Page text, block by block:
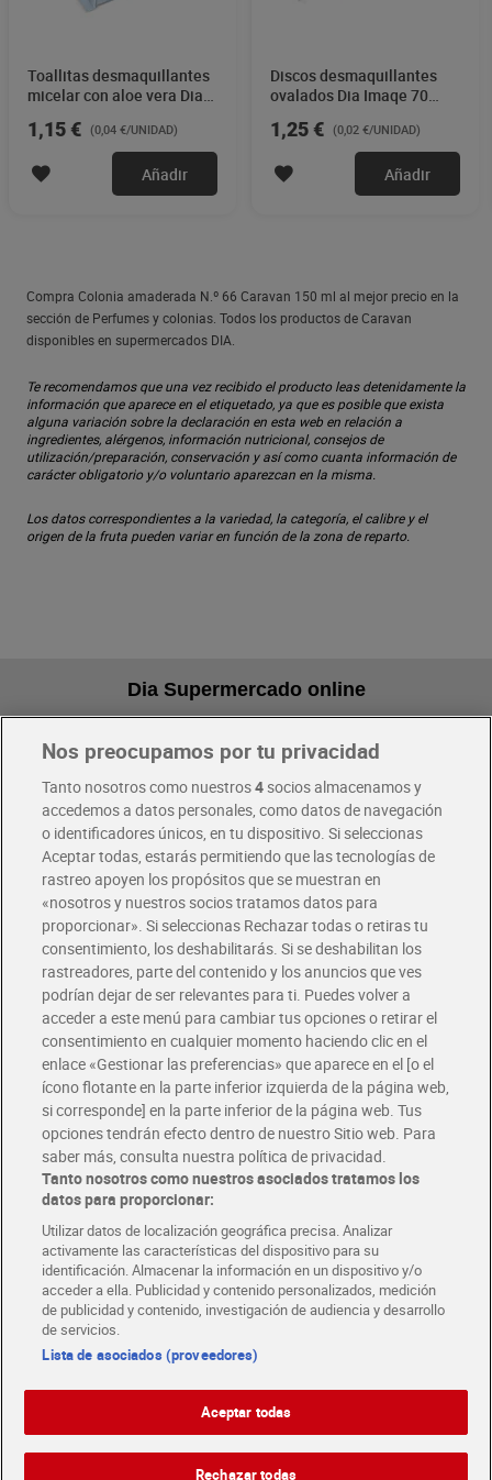
Toallitas desmaquillantes
micelar con aloe vera Dia
1,15 € (0,04 €/UNIDAD)
Añadir
Discos desmaquillantes
ovalados Dia Imaqe 70
1,25 € (0,02 €/UNIDAD)
Añadir
Compra Colonia amaderada N.º 66 Caravan 150 ml al mejor precio en la
sección de Perfumes y colonias. Todos los productos de Caravan
disponibles en supermercados DIA.
Te recomendamos que una vez recibido el producto leas detenidamente la
información que aparece en el etiquetado, ya que es posible que exista
alguna variación sobre la declaración en esta web en relación a
ingredientes, alérgenos, información nutricional, consejos de
utilización/preparación, conservación y así como cuanta información de
carácter obligatorio y/o voluntario aparezcan en la misma.
Los datos correspondientes a la variedad, la categoría, el calibre y el
origen de la fruta pueden variar en función de la zona de reparto.
Dia Supermercado online
Pide hoy, recibe hoy
Envío gratis por compras superiores a 100€
Envío estandar por 4,99€
Glovo y Uber Eats
Solicita tu factura de Glovo o Uber Eats
Únete al CLUB Dia
Disfruta las ventajas y ofertas exclusivas.
Descárgate la APP Dia
Folletos y Tiendas
Descubre las mejores ofertas y busca tu tienda más cercana
Tarjeta MaX Dia
Te devuelve hasta 8€/mes de tus compras.
¡Solicita tu tarjeta de crédito aquí!
COMER MEJOR CADA DIA
COLABORA CON DIA ABRE TU TIENDA DIA CORPORATE
Nos preocupamos por tu privacidad
Tanto nosotros como nuestros4socios almacenamos y
accedemos a datos personales, como datos de navegación
o identificadores únicos, en tu dispositivo. Si seleccionas
Aceptar todas, estarás permitiendo que las tecnologías de
rastreo apoyen los propósitos que se muestran en
«nosotros y nuestros socios tratamos datos para
proporcionar». Si seleccionas Rechazar todas o retiras tu
consentimiento, los deshabilitarás. Si se deshabilitan los
rastreadores, parte del contenido y los anuncios que ves
podrían dejar de ser relevantes para ti. Puedes volver a
acceder a este menú para cambiar tus opciones o retirar el
consentimiento en cualquier momento haciendo clic en el
enlace «Gestionar las preferencias» que aparece en el [o el
ícono flotante en la parte inferior izquierda de la página web,
si corresponde] en la parte inferior de la página web. Tus
opciones tendrán efecto dentro de nuestro Sitio web. Para
saber más, consulta nuestra política de privacidad.
Tanto nosotros como nuestros asociados tratamos los
datos para proporcionar:
Utilizar datos de localización geográfica precisa. Analizar
activamente las características del dispositivo para su
identificación. Almacenar la información en un dispositivo y/o
acceder a ella. Publicidad y contenido personalizados, medición
de publicidad y contenido, investigación de audiencia y desarrollo
de servicios.
Lista de asociados (proveedores)
Aceptar todas
Rechazar todas